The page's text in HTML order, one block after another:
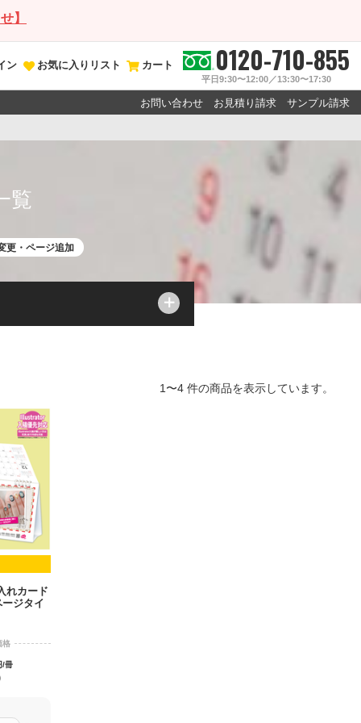
】
ン お気に入りリスト カート 0120-710-855
平日9:30〜12:00／13:30〜17:30
お問い合わせ お見積り請求 サンプル請求
覧
更・ページ追加
1〜4 件の商品を表示しています。
れカード
ジタイ
格
/冊